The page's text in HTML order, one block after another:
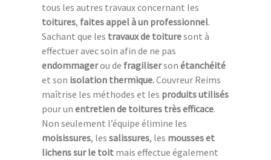
tous les autres travaux concernant les
toitures, faites appelà un professionnel.
Sachant que les travaux de toituresont à
effectuer avec soin afin de ne pas
endommagerou de fragiliserson étanchéité
et son isolation thermique.Couvreur Reims
maîtrise les méthodes et les produits utilisés
pour un entretien de toitures très efficace.
Non seulement l’équipe élimine les
moisissures, les salissures, les mousses et
lichens sur le toit mais effectue également